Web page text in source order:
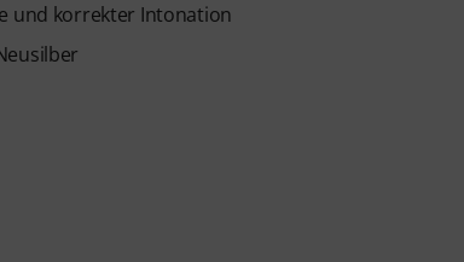
und korrekter Intonation